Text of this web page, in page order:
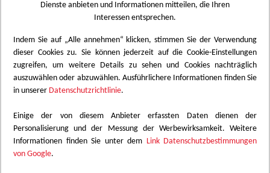
Dienste anbieten und Informationen mitteilen, die Ihren
Interessen entsprechen.
Indem Sie auf „Alle annehmen“ klicken, stimmen Sie der Verwendung
dieser Cookies zu. Sie können jederzeit auf die Cookie-Einstellungen
zugreifen, um weitere Details zu sehen und Cookies nachträglich
auszuwählen oder abzuwählen. Ausführlichere Informationen finden Sie
in unserer Datenschutzrichtlinie.
Einige der von diesem Anbieter erfassten Daten dienen der
Personalisierung und der Messung der Werbewirksamkeit. Weitere
Informationen finden Sie unter dem Link Datenschutzbestimmungen
von Google.
List
Wir empfehlen eine Überprüfung des gewünschten Farbtons